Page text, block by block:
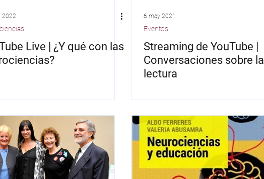
2022
Live | ¿Y qué con las
6 may 2021
Eventos
Streaming de YouTube |
Conversaciones sobre la
lectura